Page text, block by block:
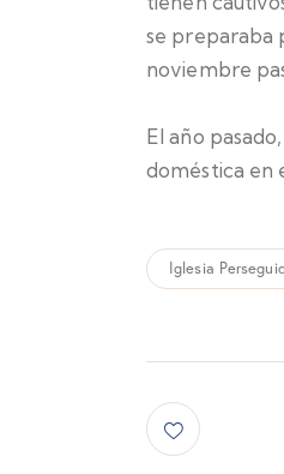
se preparaba
noviembre
El año
doméstica en
Iglesia